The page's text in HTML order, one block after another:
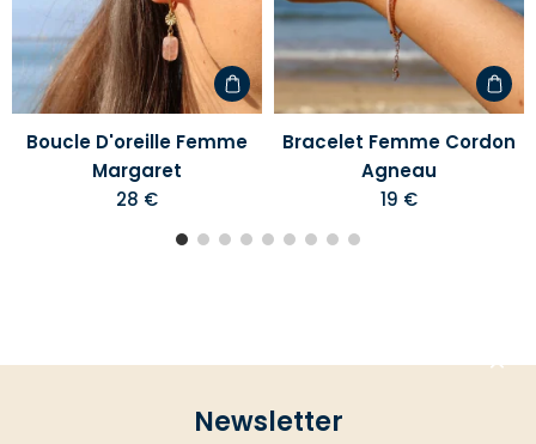
d'envies
Boucle D'oreille Femme
Margaret
28 €
liste
Bracelet Femme Cordon
Agneau
19 €
Newsletter